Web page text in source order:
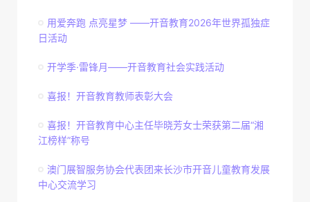
用爱奔跑 点亮星梦 ——开音教育2026年世界孤独症
日活动
开学季·雷锋月——开音教育社会实践活动
喜报！开音教育教师表彰大会
喜报！开音教育中心主任毕晓芳女士荣获第二届“湘
江榜样”称号
澳门展智服务协会代表团来长沙市开音儿童教育发展
中心交流学习